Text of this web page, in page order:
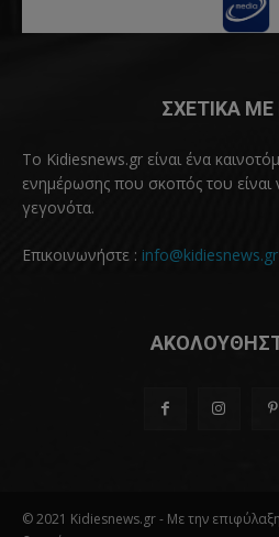
ΣΧΕΤΙΚΑ
Το Kidiesnews.gr είναι ένα
ενημέρωσης που σκοπός του είναι
γεγονότα.
Επικοινωνήστε : info@kidiesnews.gr
© 2021 Kidiesnews.gr - Με την